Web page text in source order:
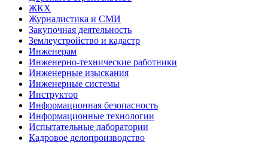
ЖКХ
Журналистика и СМИ
Закупочная деятельность
Землеустройство и кадастр
Инженерам
Инженерно-технические работники
Инженерные изыскания
Инженерные системы
Инструктор
Информационная безопасность
Информационные технологии
Испытательные лаборатории
Кадровое делопроизводство